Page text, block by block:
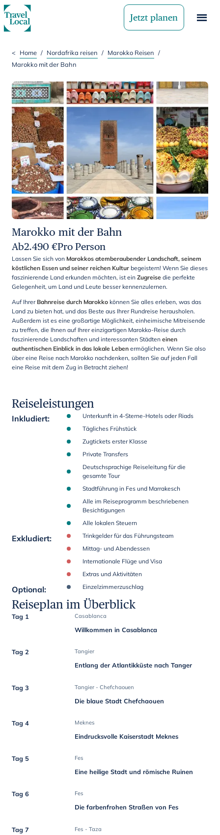
Jetzt planen
< Home / Nordafrika reisen / Marokko Reisen /
Marokko mit der Bahn
Marokko mit der Bahn
Ab2.490 €Pro Person
Lassen Sie sich von Marokkos atemberaubender Landschaft, seinem
köstlichen Essen und seiner reichen Kultur begeistern! Wenn Sie dieses
faszinierende Land erkunden möchten, ist ein Zugreise die perfekte
Gelegenheit, um Land und Leute besser kennenzulernen.
Auf Ihrer Bahnreise durch Marokko können Sie alles erleben, was das
Land zu bieten hat, und das Beste aus Ihrer Rundreise herausholen.
Außerdem ist es eine großartige Möglichkeit, einheimische Mitreisende
zu treffen, die Ihnen auf Ihrer einzigartigen Marokko-Reise durch
faszinierende Landschaften und interessanten Städten einen
authentischen Einblick in das lokale Leben ermöglichen. Wenn Sie also
über eine Reise nach Marokko nachdenken, sollten Sie auf jeden Fall
eine Reise mit dem Zug in Betracht ziehen!
Reiseleistungen
Inkludiert:
Unterkunft in 4-Sterne-Hotels oder Riads
Tägliches Frühstück
Zugtickets erster Klasse
Private Transfers
Deutschsprachige Reiseleitung für die
gesamte Tour
Stadtführung in Fes und Marrakesch
Alle im Reiseprogramm beschriebenen
Besichtigungen
Alle lokalen Steuern
Exkludiert:
Trinkgelder für das Führungsteam
Mittag- und Abendessen
Internationale Flüge und Visa
Extras und Aktivitäten
Optional: Einzelzimmerzuschlag
Reiseplan im Überblick
Tag 1 Casablanca
Willkommen in Casablanca
Tag 2 Tangier
Entlang der Atlantikküste nach Tanger
Tag 3 Tangier - Chefchaouen
Die blaue Stadt Chefchaouen
Tag 4 Meknes
Eindrucksvolle Kaiserstadt Meknes
Tag 5 Fes
Eine heilige Stadt und römische Ruinen
Tag 6 Fes
Die farbenfrohen Straßen von Fes
Tag 7 Fes - Taza